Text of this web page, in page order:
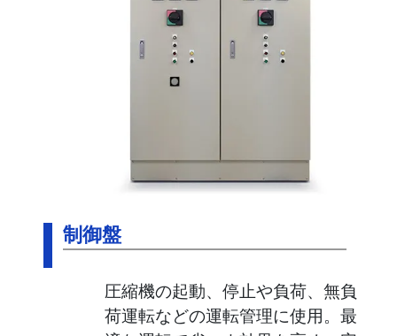
制御盤
圧縮機の起動、停止や負荷、無負
荷運転などの運転管理に使用。最